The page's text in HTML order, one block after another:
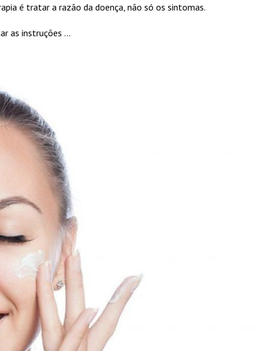
é tratar a razão da doença, não só os sintomas.
as instruções …